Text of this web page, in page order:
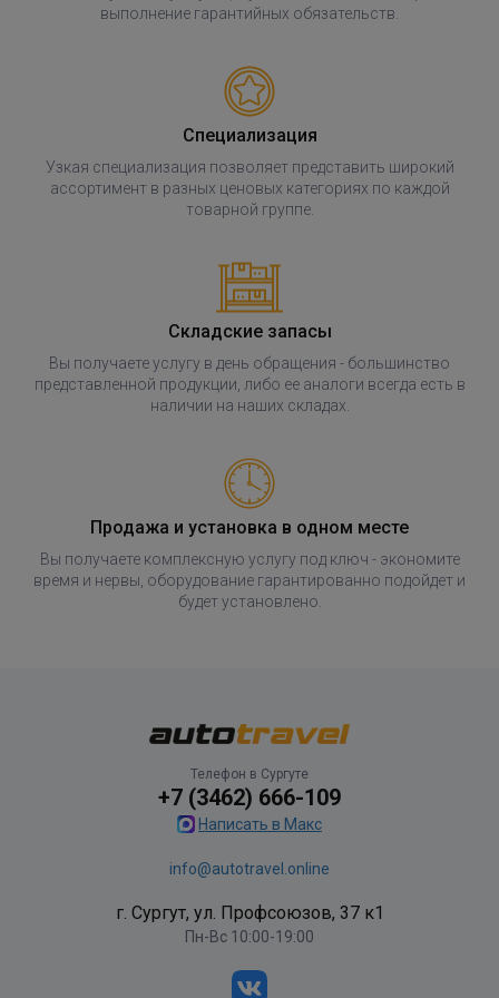
В корзину
выполнение гарантийных обязательств.
Специализация
Узкая специализация позволяет представить широкий
ассортимент в разных ценовых категориях по каждой
товарной группе.
Складские запасы
Вы получаете услугу в день обращения - большинство
представленной продукции, либо ее аналоги всегда есть в
наличии на наших складах.
Продажа и установка в одном месте
Вы получаете комплексную услугу под ключ - экономите
время и нервы, оборудование гарантированно подойдет и
будет установлено.
Телефон в Сургуте
+7 (3462) 666-109
Написать в Макс
info@autotravel.online
г. Сургут, ул. Профсоюзов, 37 к1
Пн-Вс 10:00-19:00